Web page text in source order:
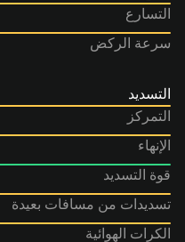
التسارع
سرعة الركض
التسديد
التمركز
الإنهاء
قوة التسديد
تسديدات من مسافات بعيدة
الكرات الهوائية